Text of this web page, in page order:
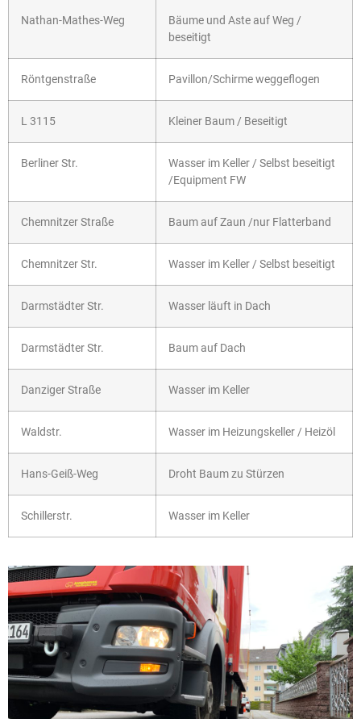
Nathan-Mathes-Weg
Bäume und Aste auf Weg /
beseitigt
Röntgenstraße Pavillon/Schirme weggeflogen
L 3115 Kleiner Baum / Beseitigt
Berliner Str.
Wasser im Keller / Selbst beseitigt
/Equipment FW
Chemnitzer Straße Baum auf Zaun /nur Flatterband
Chemnitzer Str. Wasser im Keller / Selbst beseitigt
Darmstädter Str. Wasser läuft in Dach
Darmstädter Str. Baum auf Dach
Danziger Straße Wasser im Keller
Waldstr. Wasser im Heizungskeller / Heizöl
Hans-Geiß-Weg Droht Baum zu Stürzen
Schillerstr. Wasser im Keller